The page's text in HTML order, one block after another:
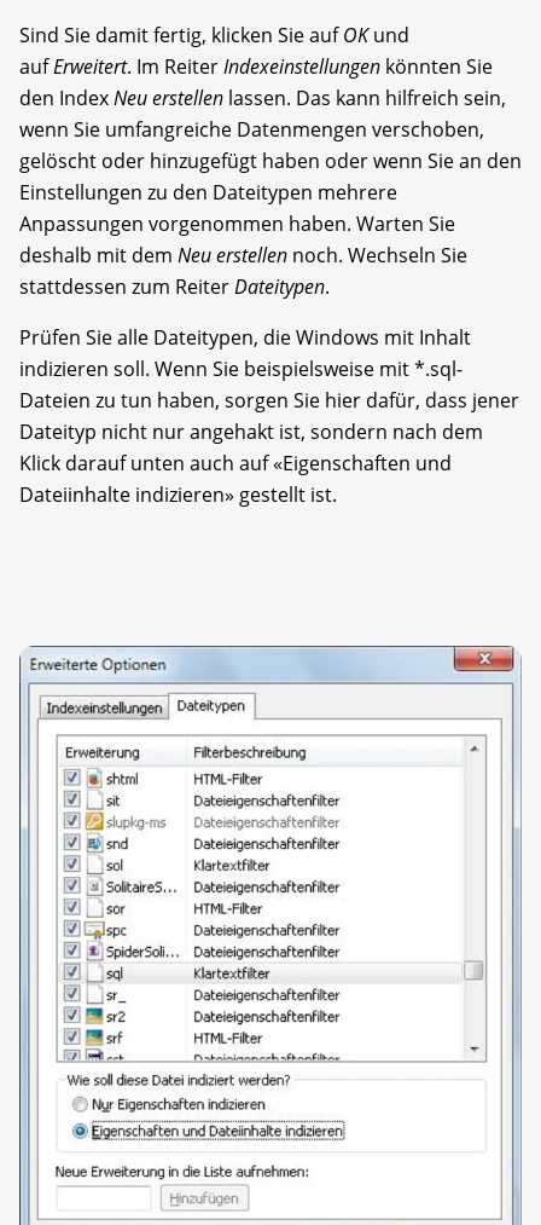
Sind Sie damit fertig, klicken Sie aufOKund
aufErweitert. Im ReiterIndexeinstellungen könnten Sie
den IndexNeu erstellen lassen. Das kann hilfreich sein,
wenn Sie umfangreiche Datenmengen verschoben,
gelöscht oder hinzugefügt haben oder wenn Sie an den
Einstellungen zu den Dateitypen mehrere
Anpassungen vorgenommen haben. Warten Sie
deshalb mit dem Neu erstellen noch. Wechseln Sie
stattdessen zum ReiterDateitypen.
Prüfen Sie alle Dateitypen, die Windows mit Inhalt
indizieren soll. Wenn Sie beispielsweise mit *.sql-
Dateien zu tun haben, sorgen Sie hier dafür, dass jener
Dateityp nicht nur angehakt ist, sondern nach dem
Klick darauf unten auch auf «Eigenschaften und
Dateiinhalte indizieren» gestellt ist.